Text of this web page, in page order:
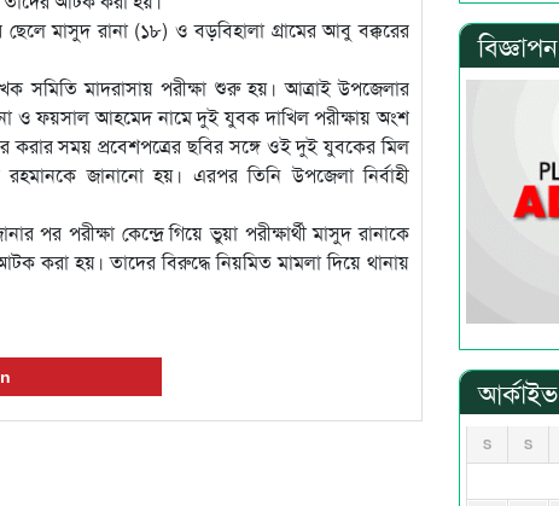
ছেলে মাসুদ রানা (১৮) ও বড়বিহালা গ্রামের আবু বক্করের
সমিতি মাদরাসায় পরীক্ষা শুরু হয়। আত্রাই উপজেলার
ও ফয়সাল আহমেদ নামে দুই যুবক দাখিল পরীক্ষায় অংশ
করার সময় প্রবেশপত্রের ছবির সঙ্গে ওই দুই যুবকের মিল
রহমানকে জানানো হয়। এরপর তিনি উপজেলা নির্বাহী
পরীক্ষা কেন্দ্রে গিয়ে ভুয়া পরীক্ষার্থী মাসুদ রানাকে
করা হয়। তাদের বিরুদ্ধে নিয়মিত মামলা দিয়ে থানায়
বিজ্ঞাপন
আর্কাইভ
S S